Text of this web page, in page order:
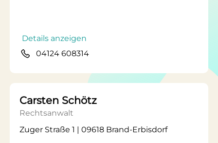
Details anzeigen
04124 608314
Carsten Schötz
Rechtsanwalt
Zuger Straße 1 | 09618 Brand-Erbisdorf